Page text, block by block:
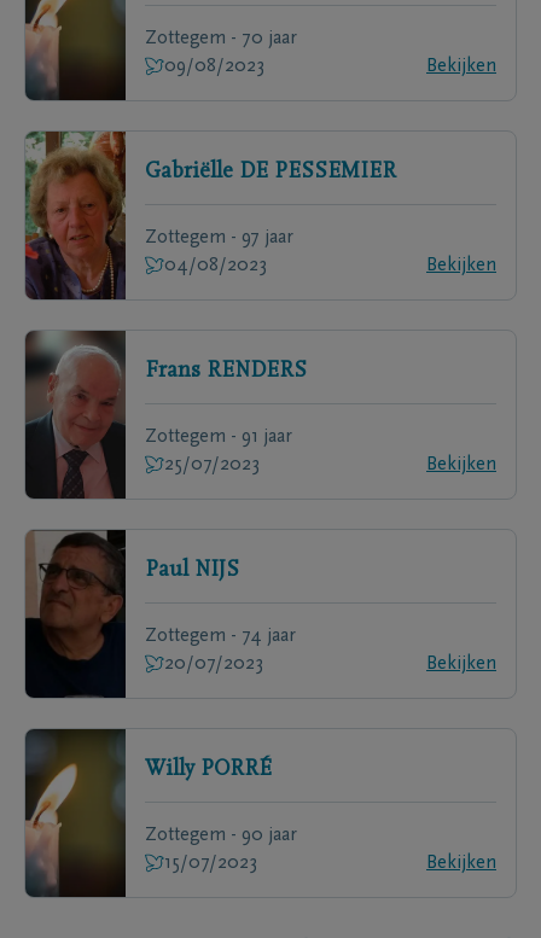
Zottegem - 70 jaar
09/08/2023
Bekijken
Gabriëlle DE PESSEMIER
Zottegem - 97 jaar
04/08/2023
Bekijken
Frans RENDERS
Zottegem - 91 jaar
25/07/2023
Bekijken
Paul NIJS
Zottegem - 74 jaar
20/07/2023
Bekijken
Willy PORRÉ
Zottegem - 90 jaar
15/07/2023
Bekijken